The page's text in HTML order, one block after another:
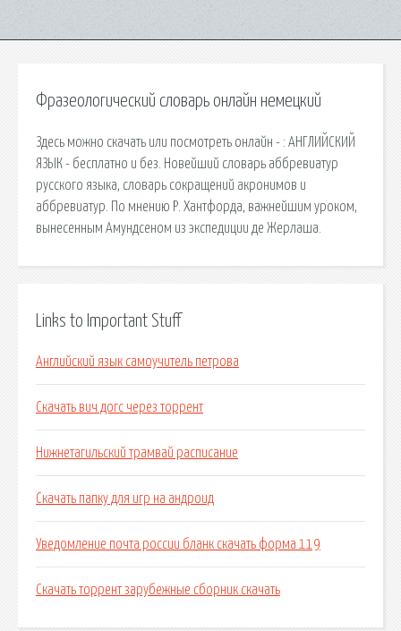
Фразеологический словарь онлайн немецкий
Здесь можно скачать или посмотреть онлайн - : АНГЛИЙСКИЙ
ЯЗЫК - бесплатно и без. Новейший словарь аббревиатур
русского языка, словарь сокращений акронимов и
аббревиатур. По мнению Р. Хантфорда, важнейшим уроком,
вынесенным Амундсеном из экспедиции де Жерлаша.
Links to Important Stuff
Английский язык самоучитель петрова
Скачать вич догс через торрент
Нижнетагильский трамвай расписание
Скачать папку для игр на андроид
Уведомление почта россии бланк скачать форма 119
Скачать торрент зарубежные сборник скачать